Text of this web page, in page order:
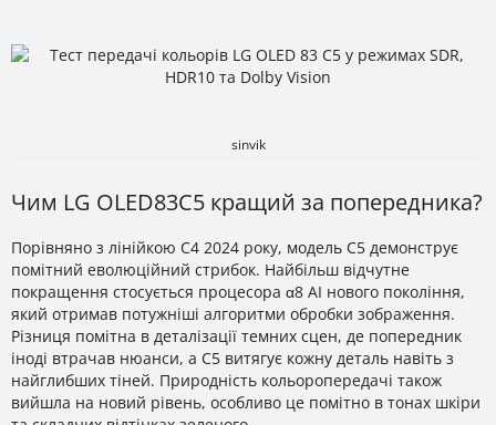
sinvik
Чим LG OLED83C5 кращий за попередника?
Порівняно з лінійкою C4 2024 року, модель C5 демонструє
помітний еволюційний стрибок. Найбільш відчутне
покращення стосується процесора α8 AI нового покоління,
який отримав потужніші алгоритми обробки зображення.
Різниця помітна в деталізації темних сцен, де попередник
іноді втрачав нюанси, а C5 витягує кожну деталь навіть з
найглибших тіней. Природність кольоропередачі також
вийшла на новий рівень, особливо це помітно в тонах шкіри